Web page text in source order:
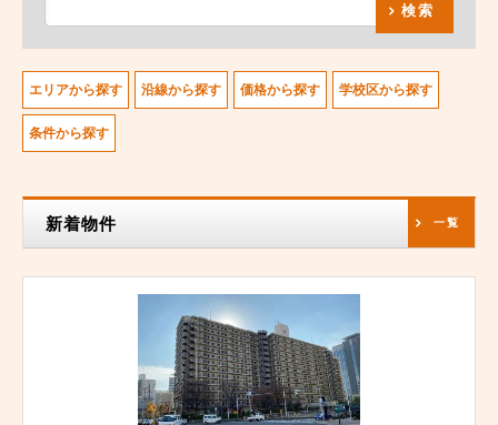
検索
エリアから探す 沿線から探す 価格から探す 学校区から探す
条件から探す
新着物件 一覧